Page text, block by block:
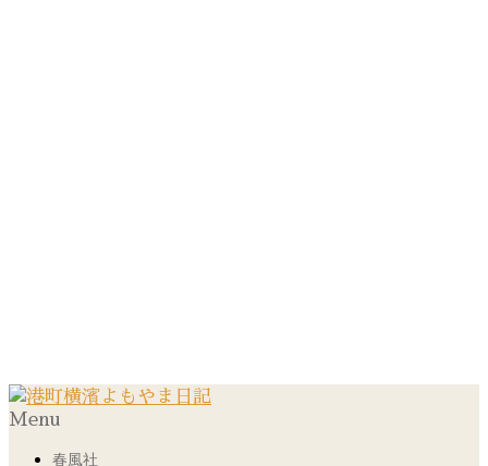
Menu
春風社